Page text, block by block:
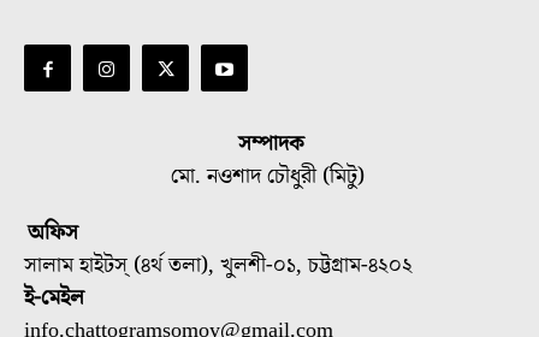
সম্পাদক
মো. নওশাদ চৌধুরী (মিটু)
অফিস
সালাম হাইটস্ (৪র্থ তলা), খুলশী-০১, চট্টগ্রাম-৪২০২
ই-মেইল
info.chattogramsomoy@gmail.com